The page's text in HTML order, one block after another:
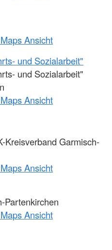
Ansicht
und Sozialarbeit"
und Sozialarbeit"
Ansicht
Kreisverband Garmisch-
Ansicht
Partenkirchen
Ansicht